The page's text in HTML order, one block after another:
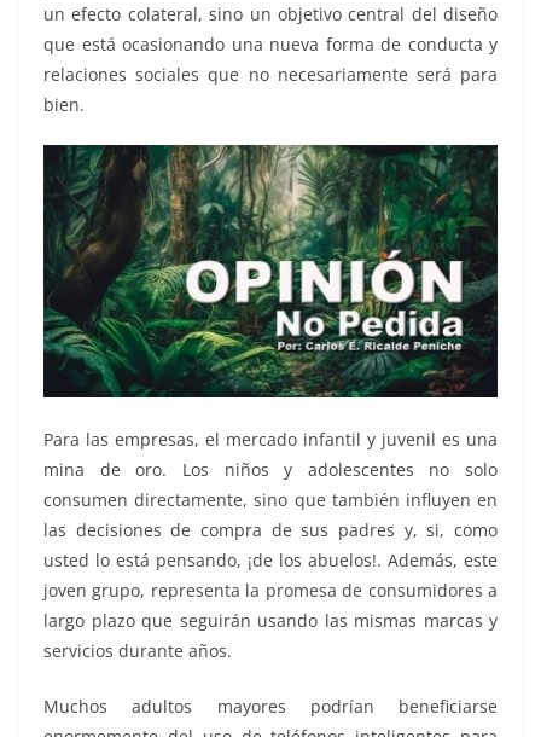
un efecto colateral, sino un objetivo central del diseño
que está ocasionando una nueva forma de conducta y
relaciones sociales que no necesariamente será para
bien.
Para las empresas, el mercado infantil y juvenil es una
mina de oro. Los niños y adolescentes no solo
consumen directamente, sino que también influyen en
las decisiones de compra de sus padres y, si, como
usted lo está pensando, ¡de los abuelos!. Además, este
joven grupo, representa la promesa de consumidores a
largo plazo que seguirán usando las mismas marcas y
servicios durante años.
Muchos adultos mayores podrían beneficiarse